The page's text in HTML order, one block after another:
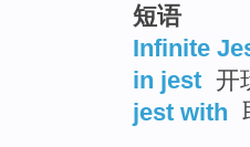
短语
Infinite
in jest 开
jest with